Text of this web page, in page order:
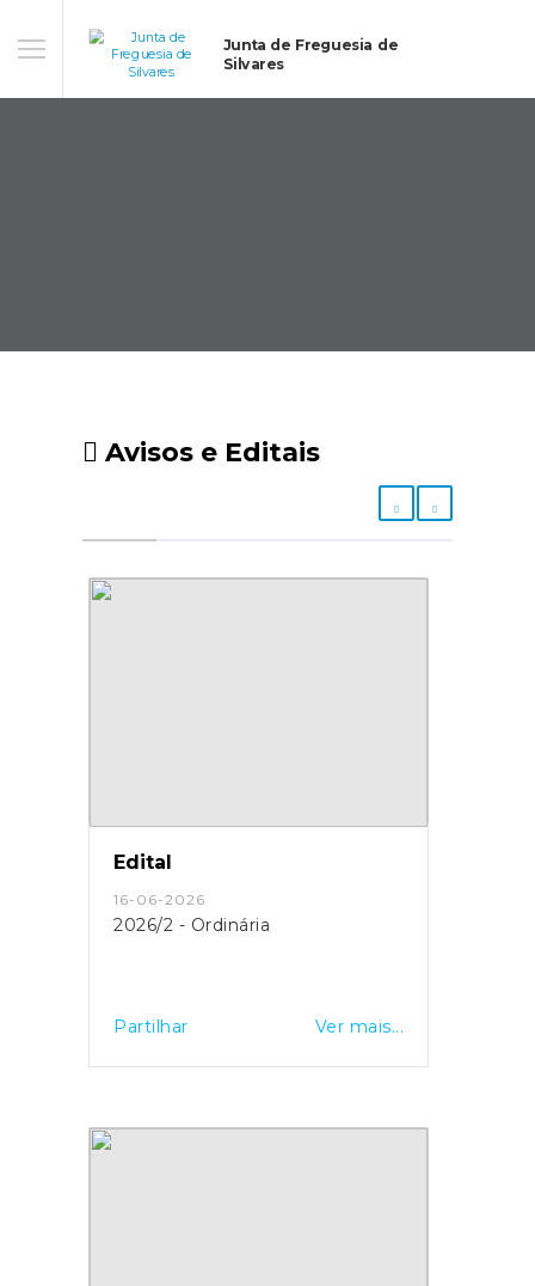
Junta de Freguesia de
Silvares
Avisos e Editais
Edital
16-06-2026
2026/2 - Ordinária
Partilhar Ver mais...